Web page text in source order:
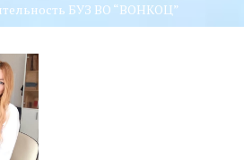
БУЗ ВО “ВОНКОЦ”